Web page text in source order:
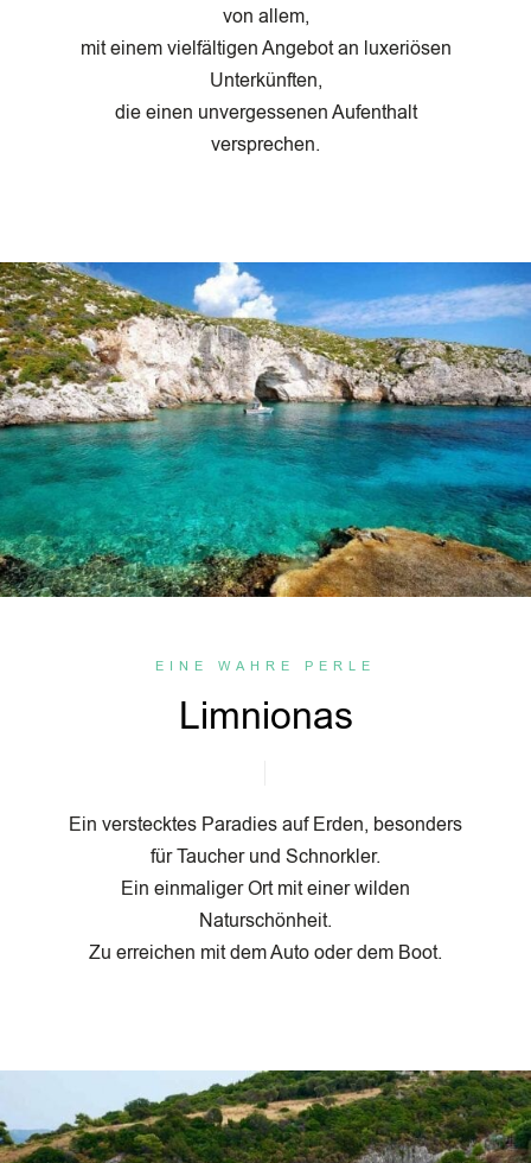
von allem,
mit einem vielfältigen Angebot an luxeriösen
Unterkünften,
die einen unvergessenen Aufenthalt
versprechen.
EINE WAHRE PERLE
Limnionas
Ein verstecktes Paradies auf Erden, besonders
für Taucher und Schnorkler.
Ein einmaliger Ort mit einer wilden
Naturschönheit.
Zu erreichen mit dem Auto oder dem Boot.